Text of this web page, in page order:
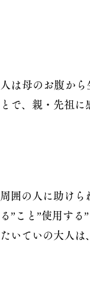
人は母のお腹か
とで、親・先祖
周囲の人に助けら
る”こと”使用する
たいていの大人